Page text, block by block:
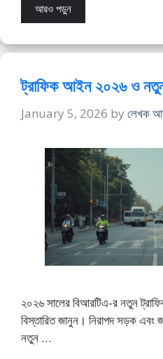
আরও পড়ুন
ট্রাফিক আইন ২০২৬ ও নতুন
January 5, 2026 by লেখক
২০২৬ সালের বিআরটিএ-র নতুন
বিস্তারিত জানুন। নিরাপদ সড়ক এবং
নতুন …